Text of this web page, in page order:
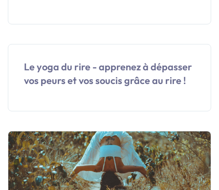
Le yoga du rire - apprenez à dépasser
vos peurs et vos soucis grâce au rire !